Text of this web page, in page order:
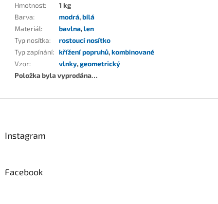
Hmotnost:
1 kg
Barva: modrá,bílá
Materiál: bavlna,len
Typ nosítka:
rostoucí nosítko
Typ zapínání: křížení popruhů,kombinované
Vzor: vlnky,geometrický
Položka byla vyprodána…
Instagram
Facebook